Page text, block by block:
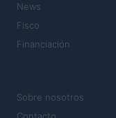
News
Fisco
Financiación
Sobre nosotros